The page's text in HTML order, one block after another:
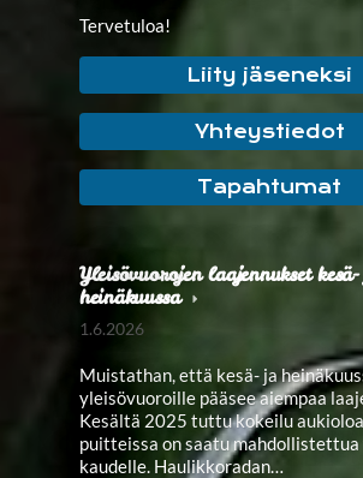
Tervetuloa!
Liity jäseneksi
Yhteystiedot
Tapahtumat
Yleisövuorojen laajennukset
heinäkuussa
1.6.2026
Muistathan, että kesä- ja
yleisövuoroille pääsee aiempaa
Kesältä 2025 tuttu kokeilu
puitteissa on saatu
kaudelle. Haulikkoradan…